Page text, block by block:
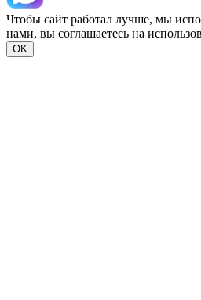
Чтобы сайт работал лучше, мы
нами, вы соглашаетесь на
OK